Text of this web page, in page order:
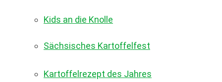
Kids an die Knolle
Kartoffelrezept des Jahres
Sächsisches Kartoffelfest